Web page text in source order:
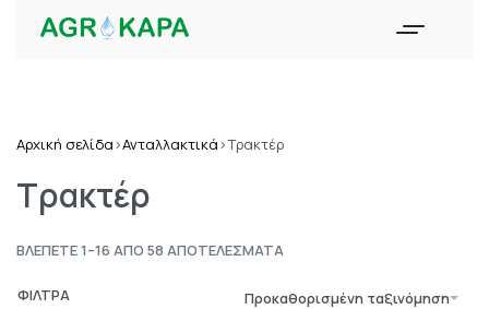
Αρχική σελίδα›Ανταλλακτικά›Τρακτέρ
Τρακτέρ
ΒΛΈΠΕΤΕ 1–16 ΑΠΌ 58 ΑΠΟΤΕΛΈΣΜΑΤΑ
Προκαθορισμένη ταξινόμηση
ΦΙΛΤΡΑ